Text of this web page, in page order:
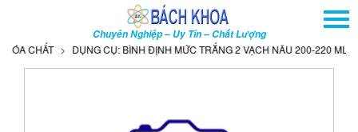
Chuyên Nghiệp – Uy Tín – Chất Lượng
GIỚI THIỆU
CHẤT DỤNG CỤ: BÌNH ĐỊNH MỨC TRẮNG 2 VẠCH NÂU 200-220 ML